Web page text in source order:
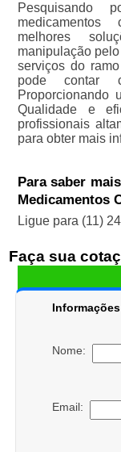
Pesquisando
melhores
manipulação
serviços do
pode contar
Proporcionando
Qualidade e
profissionais
para obter mais
Para saber
Medicamentos
Ligue para (11)
Faça sua
Nome:
Email: